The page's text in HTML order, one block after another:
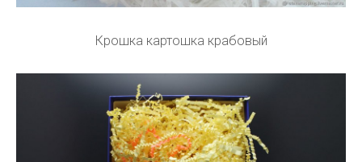
Крошка картошка крабовый